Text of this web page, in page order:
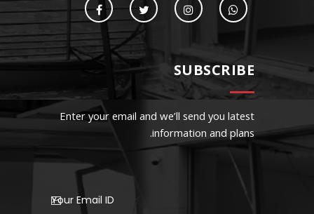
SUBSCRIBE
Enter your email and we’ll send you latest
information and plans.